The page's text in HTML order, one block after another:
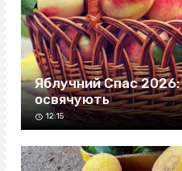
Яблучний Спас
освячують
12:15